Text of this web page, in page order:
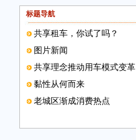
标题导航
共享租车，你试了吗？
图片新闻
共享理念推动用车模式变革
黏性从何而来
老城区渐成消费热点